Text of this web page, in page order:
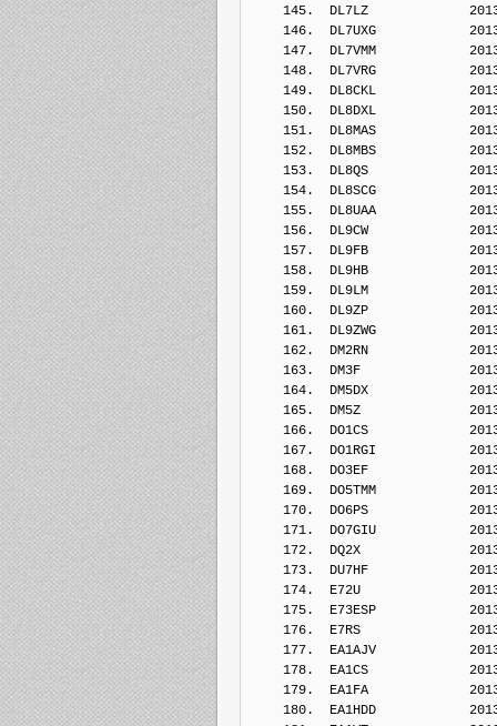
145.  DL7LZ
146.  DL7UXG
147.  DL7VMM
148.  DL7VRG
149.  DL8CKL
150.  DL8DXL
151.  DL8MAS
152.  DL8MBS
153.  DL8QS
154.  DL8SCG
155.  DL8UAA
156.  DL9CW
157.  DL9FB
158.  DL9HB
159.  DL9LM
160.  DL9ZP
161.  DL9ZWG
162.  DM2RN
163.  DM3F
164.  DM5DX
165.  DM5Z
166.  DO1CS
167.  DO1RGI
168.  DO3EF
169.  DO5TMM
170.  DO6PS
171.  DO7GIU
172.  DQ2X
173.  DU7HF
174.  E72U
175.  E73ESP
176.  E7RS
177.  EA1AJV
178.  EA1CS
179.  EA1FA
180.  EA1HDD